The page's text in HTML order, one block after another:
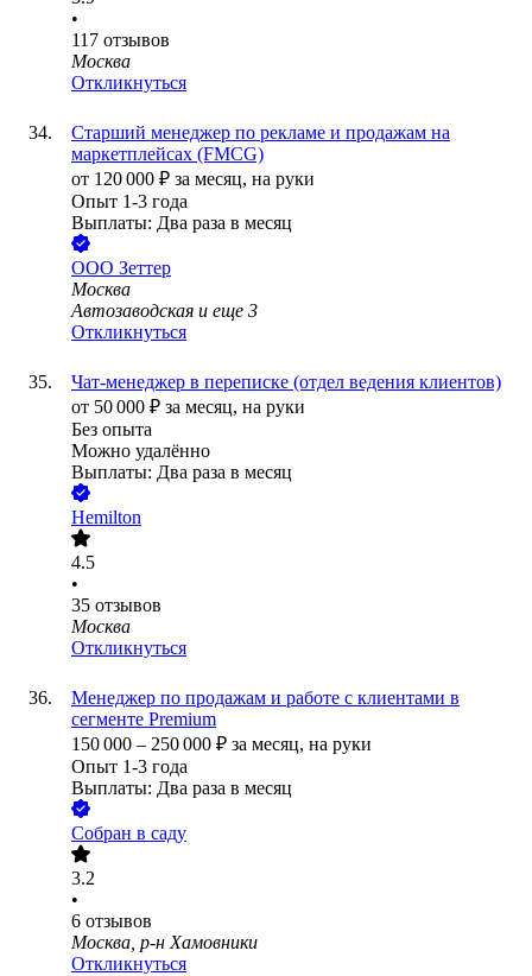
•
117 отзывов
Москва
Откликнуться
Старший менеджер по рекламе и продажам на
маркетплейсах (FMCG)
от 120 000 ₽ за месяц, на руки
Опыт 1-3 года
Выплаты: Два раза в месяц
ООО Зеттер
Москва
Автозаводская и еще 3
Откликнуться
Чат-менеджер в переписке (отдел ведения клиентов)
от 50 000 ₽ за месяц, на руки
Без опыта
Можно удалённо
Выплаты: Два раза в месяц
Hemilton
4.5
•
35 отзывов
Москва
Откликнуться
Менеджер по продажам и работе с клиентами в
сегменте Premium
150 000 – 250 000 ₽ за месяц, на руки
Опыт 1-3 года
Выплаты: Два раза в месяц
Собран в саду
3.2
•
6 отзывов
Москва, р-н Хамовники
Откликнуться